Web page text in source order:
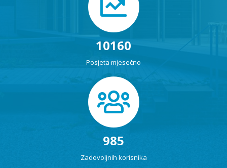
10160
Posjeta mjesečno
985
Zadovoljnih korisnika